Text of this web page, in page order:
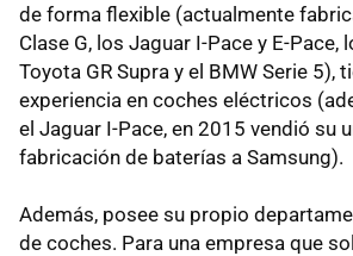
de forma flexible (actualmente
Clase G, los Jaguar I-Pace y E-Pace,
Toyota GR Supra y el BMW Serie 5),
experiencia en coches eléctricos
el Jaguar I-Pace, en 2015 vendió su
fabricación de baterías a Samsung).
Además, posee su propio
de coches. Para una empresa que